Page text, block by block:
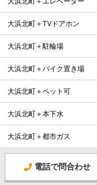
大浜北町＋TVドアホン
大浜北町＋駐輪場
大浜北町＋バイク置き場
大浜北町＋ペット可
大浜北町＋本下水
大浜北町＋都市ガス
電話で問合わせ